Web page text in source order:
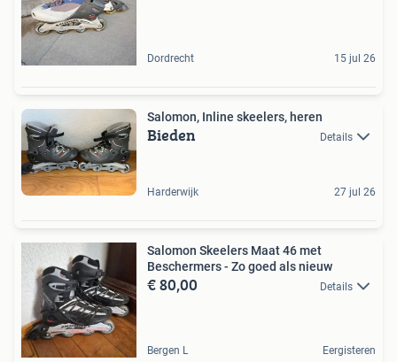
Dordrecht 15 jul 26
Salomon, Inline skeelers, heren
Bieden Details
Harderwijk 27 jul 26
Salomon Skeelers Maat 46 met
Beschermers - Zo goed als nieuw
€ 80,00 Details
Bergen L Eergisteren